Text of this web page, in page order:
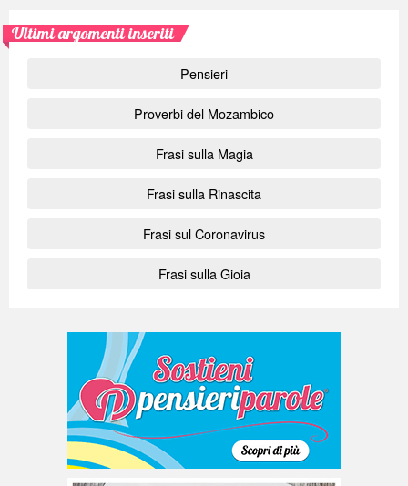
Ultimi argomenti inseriti
Pensieri
Proverbi del Mozambico
Frasi sulla Magia
Frasi sulla Rinascita
Frasi sul Coronavirus
Frasi sulla Gioia